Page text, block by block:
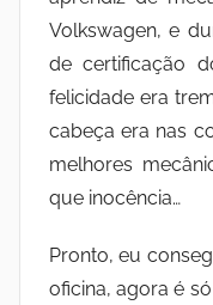
Volkswagen, e
de certificação
felicidade era
cabeça era nas
melhores
que inocência…
Pronto, eu
oficina, agora é